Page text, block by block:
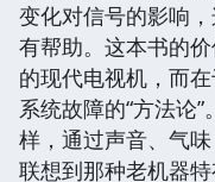
变化对信号的影响
有帮助。这本书的
的现代电视机，而
系统故障的“方法论
样，通过声音、气
联想到那种老机器